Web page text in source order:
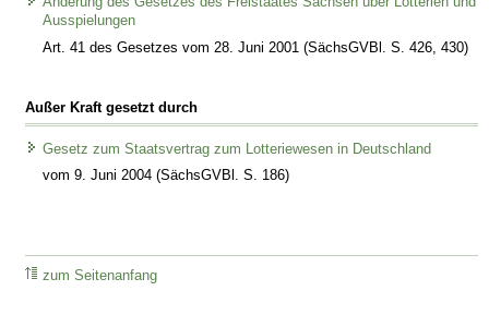
Ausspielungen
Art. 41 des Gesetzes vom 28. Juni 2001 (SächsGVBl. S. 426, 430)
Außer Kraft gesetzt durch
Gesetz zum Staatsvertrag zum Lotteriewesen in Deutschland
vom 9. Juni 2004 (SächsGVBl. S. 186)
zum Seitenanfang